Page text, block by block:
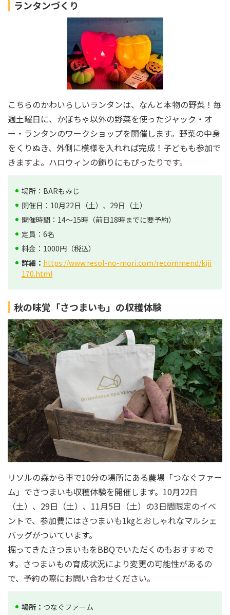
ランタンづくり
こちらのかわいらしいランタンは、なんと本物の野菜！毎
週土曜日に、かぼちゃ以外の野菜を使ったジャック・オ
ー・ランタンのワークショップを開催します。野菜の中身
をくりぬき、外側に模様を入れれば完成！子どもも参加で
きますよ。ハロウィンの飾りにもぴったりです。
場所：BARもみじ
開催日：10月22日（土）、29日（土）
開催時間：14～15時（前日18時までに要予約）
定員：6名
料金：1000円（税込）
詳細： https://www.resol-no-mori.com/recommend/kiji
170.html
秋の味覚「さつまいも」の収穫体験
リソルの森から車で10分の場所にある農場「つなぐファー
ム」でさつまいも収穫体験を開催します。10月22日
（土）、29日（土）、11月5日（土）の3日間限定のイベ
ントで、参加費にはさつまいも1㎏とおしゃれなマルシェ
バッグがついています。
掘ってきたさつまいもをBBQでいただくのもおすすめで
す。さつまいもの育成状況により変更の可能性があるの
で、予約の際にお問い合わせください。
場所： つなぐファーム